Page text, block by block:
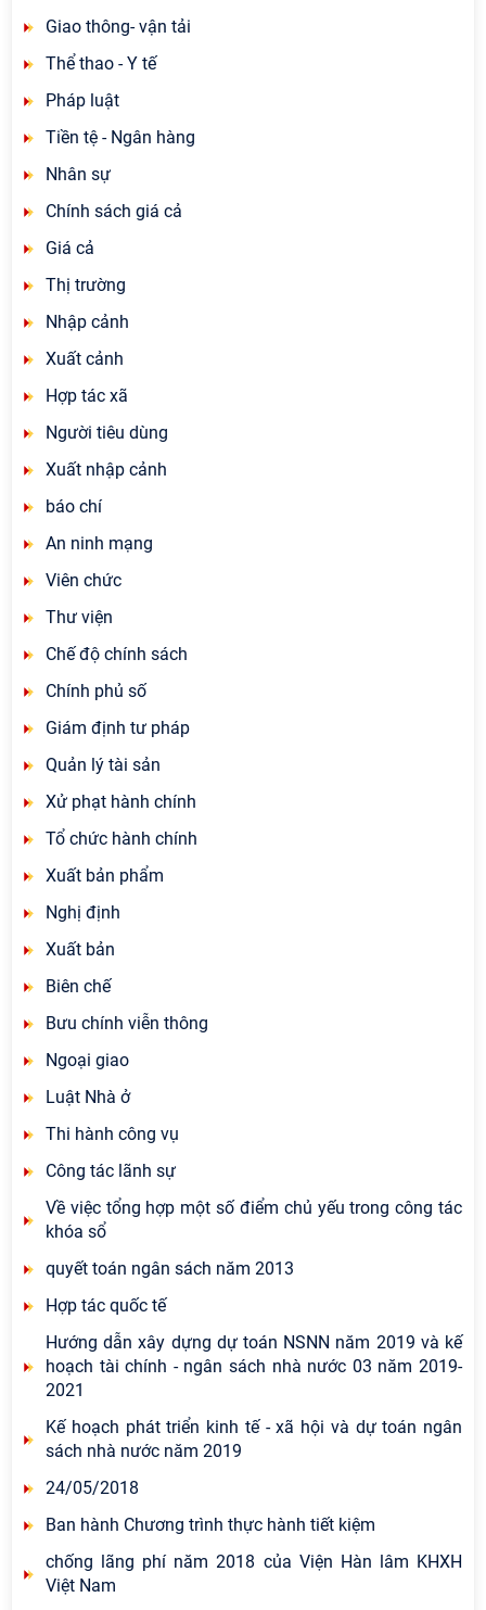
Giao thông- vận tải
Thể thao - Y tế
Pháp luật
Tiền tệ - Ngân hàng
Nhân sự
Chính sách giá cả
Giá cả
Thị trường
Nhập cảnh
Xuất cảnh
Hợp tác xã
Người tiêu dùng
Xuất nhập cảnh
báo chí
An ninh mạng
Viên chức
Thư viện
Chế độ chính sách
Chính phủ số
Giám định tư pháp
Quản lý tài sản
Xử phạt hành chính
Tổ chức hành chính
Xuất bản phẩm
Nghị định
Xuất bản
Biên chế
Bưu chính viễn thông
Ngoại giao
Luật Nhà ở
Thi hành công vụ
Công tác lãnh sự
Về việc tổng hợp một số điểm chủ yếu trong công tác
khóa sổ
quyết toán ngân sách năm 2013
Hợp tác quốc tế
Hướng dẫn xây dựng dự toán NSNN năm 2019 và kế
hoạch tài chính - ngân sách nhà nước 03 năm 2019-
2021
Kế hoạch phát triển kinh tế - xã hội và dự toán ngân
sách nhà nước năm 2019
24/05/2018
Ban hành Chương trình thực hành tiết kiệm
chống lãng phí năm 2018 của Viện Hàn lâm KHXH
Việt Nam